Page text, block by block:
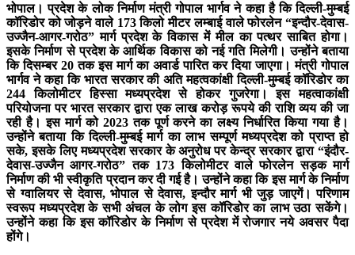
भोपाल। प्रदेश के लोक निर्माण मंत्री गोपाल भार्गव ने कहा है कि दिल्ली-मुम्बई
कॉरिडोर को जोड़ने वाले 173 किलो मीटर लम्बाई वाले फोरलेन “इन्दौर-देवास-
उज्जैन-आगर-गरोठ” मार्ग प्रदेश के विकास में मील का पत्थर साबित होगा।
इसके निर्माण से प्रदेश के आर्थिक विकास को नई गति मिलेगी। उन्होंने बताया
कि दिसम्बर 20 तक इस मार्ग का अवार्ड पारित कर दिया जाएगा। मंत्री गोपाल
भार्गव ने कहा कि भारत सरकार की अति महत्वकांक्षी दिल्ली-मुम्बई कॉरिडोर का
244 किलोमीटर हिस्सा मध्यप्रदेश से होकर गुजरेगा। इस महत्वाकांक्षी
परियोजना पर भारत सरकार द्वारा एक लाख करोड़ रूपये की राशि व्यय की जा
रही है। इस मार्ग को 2023 तक पूर्ण करने का लक्ष्य निर्धारित किया गया है।
उन्होंने बताया कि दिल्ली-मुम्बई मार्ग का लाभ सम्पूर्ण मध्यप्रदेश को प्राप्त हो
सके, इसके लिए मध्यप्रदेश सरकार के अनुरोध पर केन्द्र सरकार द्वारा “इंदौर-
देवास-उज्जैन आगर-गरोठ” तक 173 किलोमीटर वाले फोरलेन सड़क मार्ग
निर्माण की भी स्वीकृति प्रदान कर दी गई है। उन्होंने कहा कि इस मार्ग के निर्माण
से ग्वालियर से देवास, भोपाल से देवास, इन्दौर मार्ग भी जुड़ जाएगें। परिणाम
स्वरूप मध्यप्रदेश के सभी अंचल के लोग इस कॉरिडोर का लाभ उठा सकेंगे।
उन्होंने कहा कि इस कॉरिडोर के निर्माण से प्रदेश में रोजगार नये अवसर पैदा
होंगे।